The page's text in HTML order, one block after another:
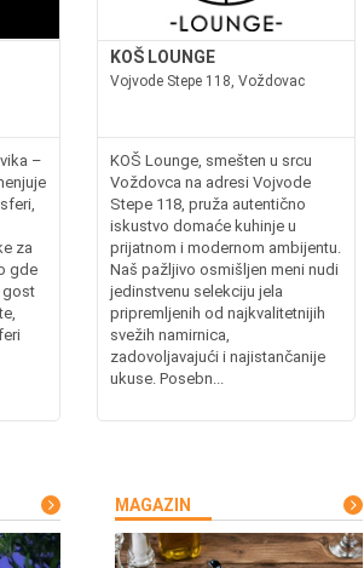
–
za
gde
gost
KOŠ LOUNGE
Vojvode Stepe 118, Voždovac
KOŠ Lounge, smešten u srcu
Voždovca na adresi Vojvode
Stepe 118, pruža autentično
iskustvo domaće kuhinje u
prijatnom i modernom ambijentu.
Naš pažljivo osmišljen meni nudi
jedinstvenu selekciju jela
pripremljenih od najkvalitetnijih
svežih namirnica,
zadovoljavajući i najistančanije
ukuse. Posebn...
MAGAZIN